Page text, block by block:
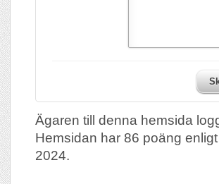
Ägaren till denna hemsida
Hemsidan har 86 poäng
2024.